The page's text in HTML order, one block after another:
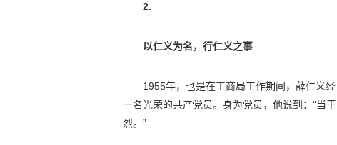
2.
以仁义为名，行仁义之事
1955年，也是在工商局工作期间，薛仁义
一名光荣的共产党员。身为党员，他说到：“当
烈。”